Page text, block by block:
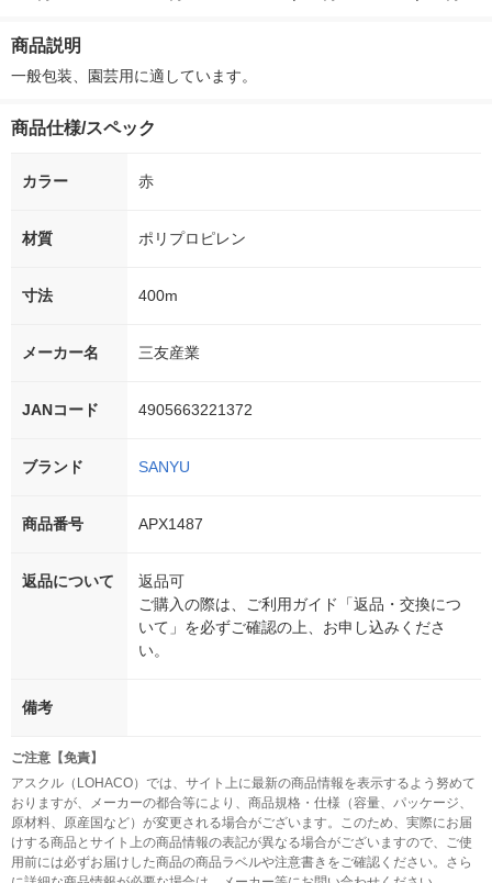
商品説明
一般包装、園芸用に適しています。
商品仕様/スペック
カラー 赤
材質 ポリプロピレン
寸法 400m
メーカー名 三友産業
JANコード 4905663221372
ブランド SANYU
商品番号 APX1487
返品について
返品可
ご購入の際は、ご利用ガイド「返品・交換につ
いて」を必ずご確認の上、お申し込みくださ
い。
備考
ご注意【免責】
アスクル（LOHACO）では、サイト上に最新の商品情報を表示するよう努めて
おりますが、メーカーの都合等により、商品規格・仕様（容量、パッケージ、
原材料、原産国など）が変更される場合がございます。このため、実際にお届
けする商品とサイト上の商品情報の表記が異なる場合がございますので、ご使
用前には必ずお届けした商品の商品ラベルや注意書きをご確認ください。さら